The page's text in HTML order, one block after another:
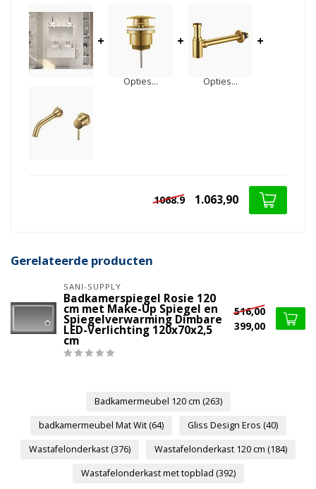
+
Opties...
+
Opties...
+
1068.9 1.063,90
Gerelateerde producten
SANI-SUPPLY
Badkamerspiegel Rosie 120
cm met Make-Up Spiegel en
Spiegelverwarming Dimbare
LED-Verlichting 120x70x2,5
cm
516,00
399,00
Badkamermeubel 120 cm (263)
badkamermeubel Mat Wit(64) Gliss Design Eros (40)
Wastafelonderkast(376) Wastafelonderkast 120 cm (184)
Wastafelonderkast met topblad (392)